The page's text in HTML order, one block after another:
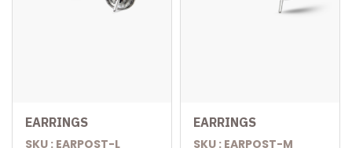
EARRINGS
SKU : EARPOST-L
EARRINGS
SKU : EARPOST-M